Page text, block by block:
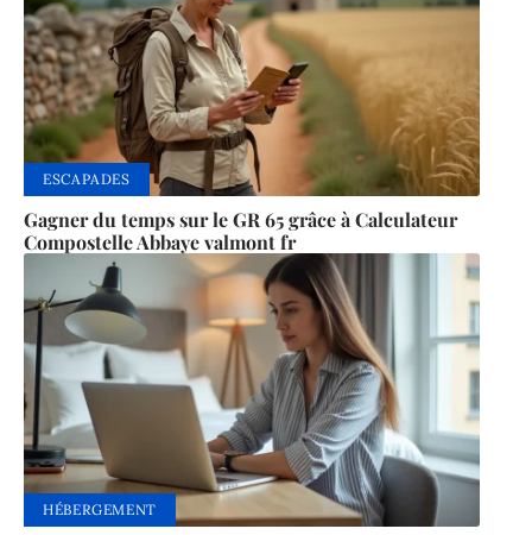
ESCAPADES
Gagner du temps sur le GR 65 grâce à Calculateur
Compostelle Abbaye valmont fr
HÉBERGEMENT